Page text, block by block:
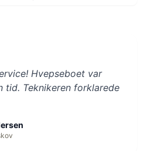
Hvepseboet var
tid. Teknikeren forklarede